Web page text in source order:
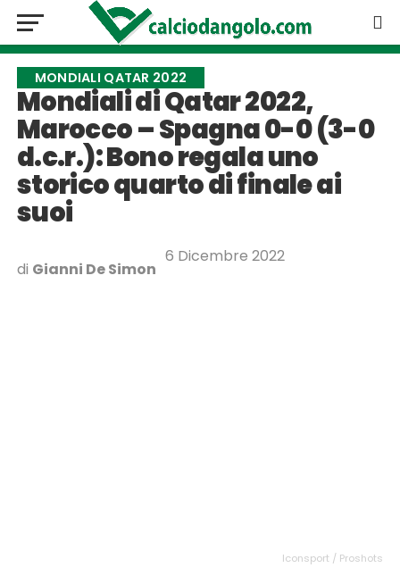
MONDIALI QATAR 2022
Mondiali di Qatar 2022,
Marocco – Spagna 0-0 (3-0
d.c.r.): Bono regala uno
storico quarto di finale ai
suoi
di Gianni De Simon
6 Dicembre 2022
Iconsport / Proshots